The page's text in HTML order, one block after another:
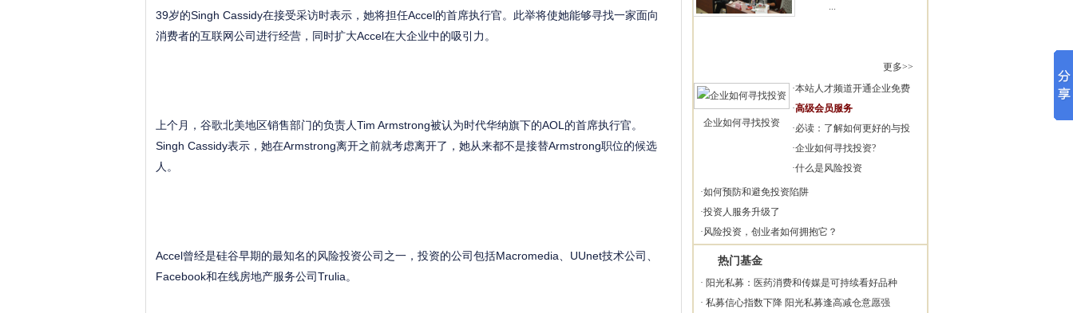
39岁的Singh Cassidy在接受采访时表示，她将担任Accel的首席执行官。此举将使她能够寻找一家面向
消费者的互联网公司进行经营，同时扩大Accel在大企业中的吸引力。
上个月，谷歌北美地区销售部门的负责人Tim Armstrong被认为时代华纳旗下的AOL的首席执行官。
Singh Cassidy表示，她在Armstrong离开之前就考虑离开了，她从来都不是接替Armstrong职位的候选
人。
Accel曾经是硅谷早期的最知名的风险投资公司之一，投资的公司包括Macromedia、UUnet技术公司、
Facebook和在线房地产服务公司Trulia。
...
更多>>
企业如何寻找投资
·本站人才频道开通企业免费
·高级会员服务
·必读：了解如何更好的与投
·企业如何寻找投资?
·什么是风险投资
·如何预防和避免投资陷阱
·投资人服务升级了
·风险投资，创业者如何拥抱它？
热门基金
· 阳光私募：医药消费和传媒是可持续看好品种
· 私募信心指数下降 阳光私募逢高减仓意愿强